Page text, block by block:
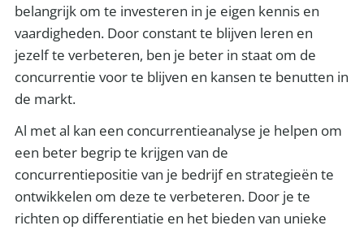
belangrijk om te investeren in je eigen kennis en
vaardigheden. Door constant te blijven leren en
jezelf te verbeteren, ben je beter in staat om de
concurrentie voor te blijven en kansen te benutten in
de markt.
Al met al kan een concurrentieanalyse je helpen om
een beter begrip te krijgen van de
concurrentiepositie van je bedrijf en strategieën te
ontwikkelen om deze te verbeteren. Door je te
richten op differentiatie en het bieden van unieke